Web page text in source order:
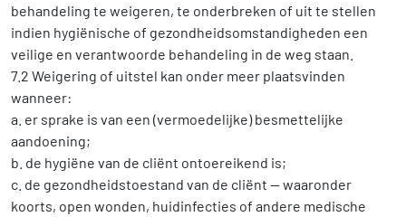
behandeling te weigeren, te onderbreken of uit te stellen
indien hygiënische of gezondheidsomstandigheden een
veilige en verantwoorde behandeling in de weg staan.
7.2 Weigering of uitstel kan onder meer plaatsvinden
wanneer:
a. er sprake is van een (vermoedelijke) besmettelijke
aandoening;
b. de hygiëne van de cliënt ontoereikend is;
c. de gezondheidstoestand van de cliënt — waaronder
koorts, open wonden, huidinfecties of andere medische